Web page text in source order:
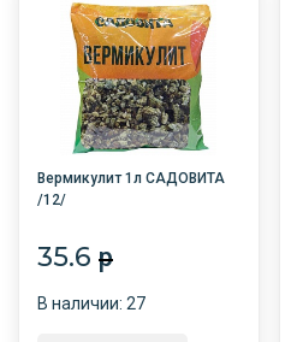
Вермикулит 1л САДОВИТА
/12/
35.6 p
В наличии: 27